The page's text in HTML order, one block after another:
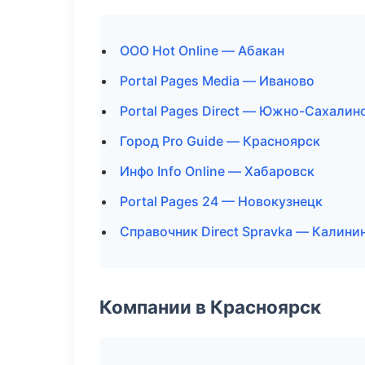
ООО Hot Online — Абакан
Portal Pages Media — Иваново
Portal Pages Direct — Южно-
Город Pro Guide — Красноярск
Инфо Info Online — Хабаровск
Portal Pages 24 — Новокузнецк
Справочник Direct Spravka —
Компании в Красноярск